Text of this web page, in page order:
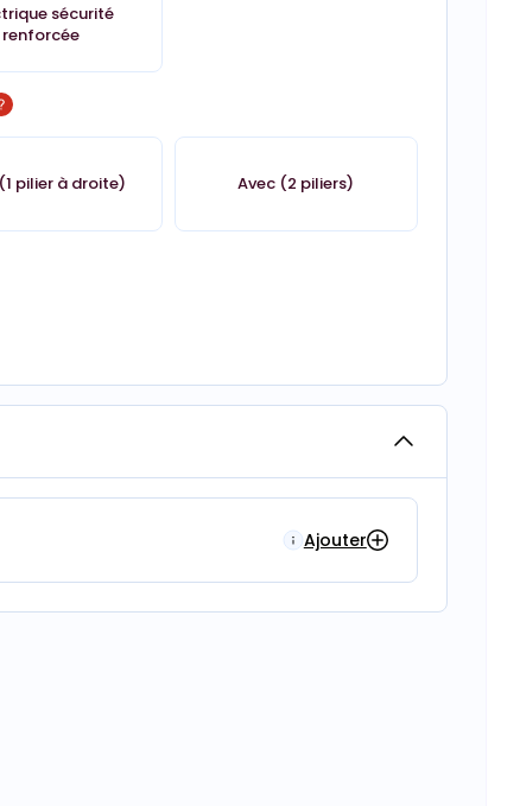
sécurité
renforcée
pilier à droite) Avec (2 piliers)
Ajouter